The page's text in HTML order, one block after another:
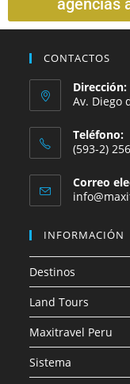
agencias
CONTACTOS
Dirección:
Av. Diego
Teléfono:
(593-2)
Correo
INFORMACIÓN
Destinos
Land Tours
Maxitravel Peru
Sistema